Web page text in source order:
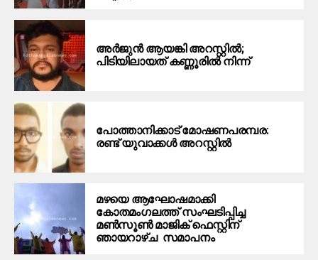
അർജുൻ ആയങ്കി അറസ്റ്റിൽ;
പിടിയിലായത് കണ്ണൂരിൽ നിന്ന്
പോത്താനിക്കാട് മോഷണപരമ്പര:
രണ്ട് യുവാക്കൾ അറസ്റ്റിൽ
മഴയെ ആഘോഷമാക്കി
കോതമംഗലത്ത് സംഘടിപ്പിച്ച
മൺസൂൺ മാജിക് ഫെസ്റ്റിന്
ഞായറാഴ്ച സമാപനം